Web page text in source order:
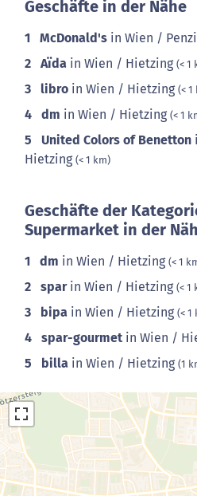
Geschäfte in der Nähe
1 McDonald's in Wien /
2 Aïda in Wien / Hietzing (< 1
3 libro in Wien / Hietzing (< 1
4 dm in Wien / Hietzing (< 1
5 United Colors of Benetton
Hietzing (< 1 km)
Geschäfte der
Supermarket in der
1 dm in Wien / Hietzing (< 1
2 sparin Wien / Hietzing (< 1
3 bipa in Wien / Hietzing (< 1
4 spar-gourmet in Wien /
5 billa in Wien / Hietzing (1